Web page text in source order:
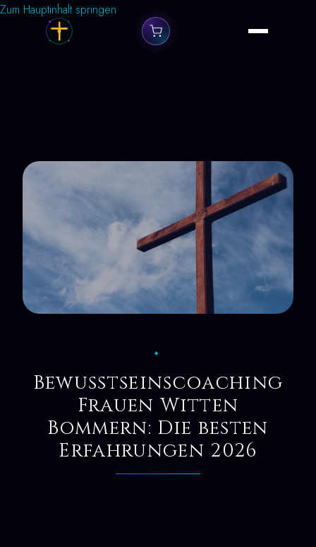
Zum Hauptinhalt springen
✦
Bewusstseinscoaching
Frauen Witten
Bommern: Die besten
Erfahrungen 2026